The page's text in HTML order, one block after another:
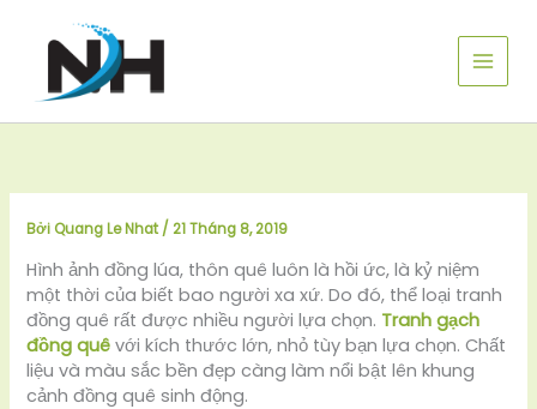
Bởi Quang Le Nhat /21 Tháng 8, 2019
Hình ảnh đồng lúa, thôn quê luôn là hồi ức, là kỷ niệm
một thời của biết bao người xa xứ. Do đó, thể loại tranh
đồng quê rất được nhiều người lựa chọn. Tranh gạch
đồng quê với kích thước lớn, nhỏ tùy bạn lựa chọn. Chất
liệu và màu sắc bền đẹp càng làm nổi bật lên khung
cảnh đồng quê sinh động.